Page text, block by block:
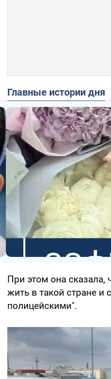
Главные истории дня
При этом она сказала,
жить в такой стране и
полицейскими".